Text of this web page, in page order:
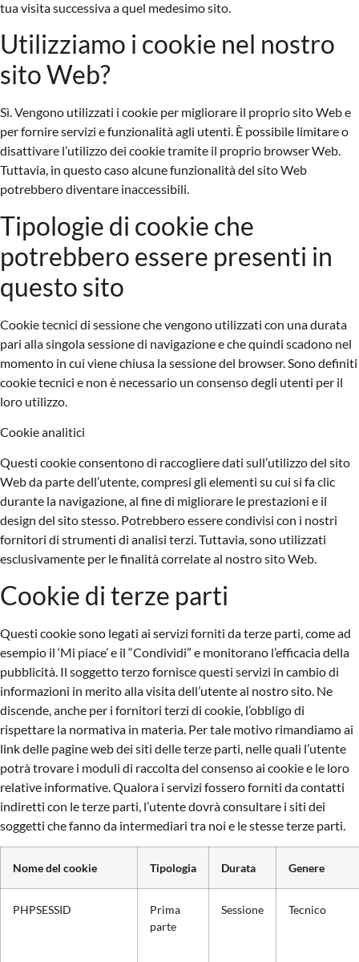
tua visita successiva a quel medesimo sito.
Utilizziamo i cookie nel nostro
sito Web?
Sì. Vengono utilizzati i cookie per migliorare il proprio sito Web e
per fornire servizi e funzionalità agli utenti. È possibile limitare o
disattivare l’utilizzo dei cookie tramite il proprio browser Web.
Tuttavia, in questo caso alcune funzionalità del sito Web
potrebbero diventare inaccessibili.
Tipologie di cookie che
potrebbero essere presenti in
questo sito
Cookie tecnici di sessione che vengono utilizzati con una durata
pari alla singola sessione di navigazione e che quindi scadono nel
momento in cui viene chiusa la sessione del browser. Sono definiti
cookie tecnici e non è necessario un consenso degli utenti per il
loro utilizzo.
Cookie analitici
Questi cookie consentono di raccogliere dati sull’utilizzo del sito
Web da parte dell’utente, compresi gli elementi su cui si fa clic
durante la navigazione, al fine di migliorare le prestazioni e il
design del sito stesso. Potrebbero essere condivisi con i nostri
fornitori di strumenti di analisi terzi. Tuttavia, sono utilizzati
esclusivamente per le finalità correlate al nostro sito Web.
Cookie di terze parti
Questi cookie sono legati ai servizi forniti da terze parti, come ad
esempio il ‘Mi piace’ e il “Condividi” e monitorano l’efficacia della
pubblicità. Il soggetto terzo fornisce questi servizi in cambio di
informazioni in merito alla visita dell’utente al nostro sito. Ne
discende, anche per i fornitori terzi di cookie, l’obbligo di
rispettare la normativa in materia. Per tale motivo rimandiamo ai
link delle pagine web dei siti delle terze parti, nelle quali l’utente
potrà trovare i moduli di raccolta del consenso ai cookie e le loro
relative informative. Qualora i servizi fossero forniti da contatti
indiretti con le terze parti, l’utente dovrà consultare i siti dei
soggetti che fanno da intermediari tra noi e le stesse terze parti.
Nome del cookie Tipologia Durata Genere
PHPSESSID
Prima
parte
Sessione Tecnico